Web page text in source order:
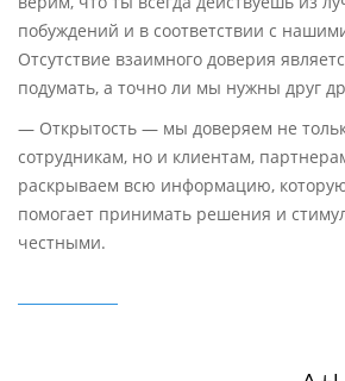
побуждений и в соответствии с
Отсутствие взаимного доверия
подумать, а точно ли мы нужны друг
— Открытость — мы доверяем не
сотрудникам, но и клиентам,
раскрываем всю информацию,
помогает принимать решения и
честными.